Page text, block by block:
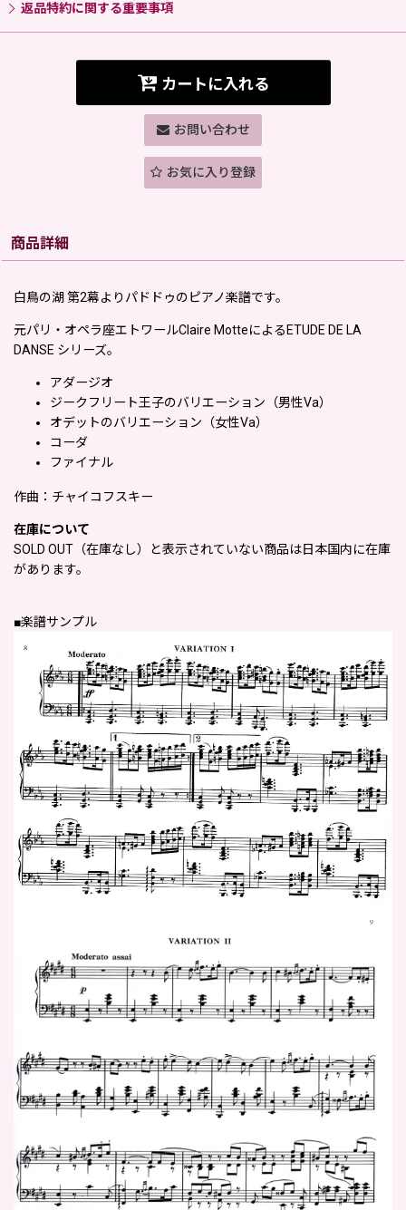
返品特約に関する重要事項
カートに入れる
お問い合わせ
お気に入り登録
商品詳細
白鳥の湖 第2幕よりパドドゥのピアノ楽譜です。
元パリ・オペラ座エトワールClaire MotteによるETUDE DE LA
DANSE シリーズ。
アダージオ
ジークフリート王子のバリエーション（男性Va）
オデットのバリエーション（女性Va）
コーダ
ファイナル
作曲：チャイコフスキー
在庫について
SOLD OUT（在庫なし）と表示されていない商品は日本国内に在庫
があります。
■楽譜サンプル